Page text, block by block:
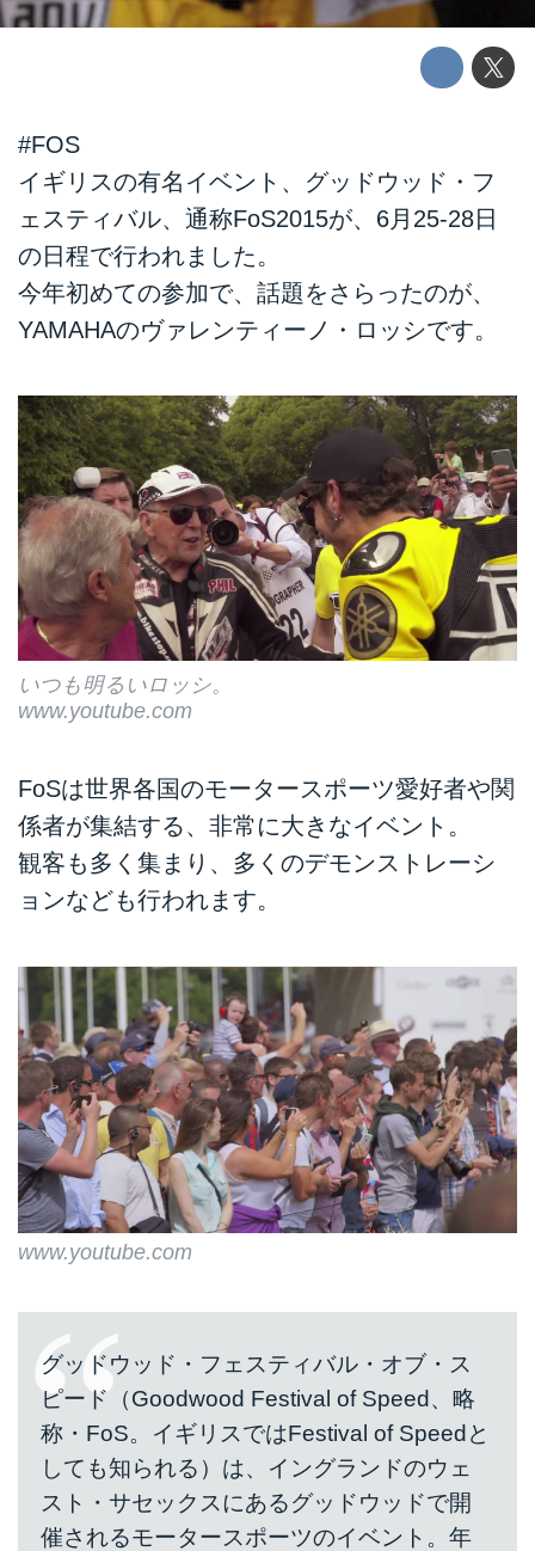
#FOS
イギリスの有名イベント、グッドウッド・フ
ェスティバル、通称FoS2015が、6月25-28日
の日程で行われました。
今年初めての参加で、話題をさらったのが、
YAMAHAのヴァレンティーノ・ロッシです。
いつも明るいロッシ。
www.youtube.com
FoSは世界各国のモータースポーツ愛好者や関
係者が集結する、非常に大きなイベント。
観客も多く集まり、多くのデモンストレーシ
ョンなども行われます。
www.youtube.com
グッドウッド・フェスティバル・オブ・ス
ピード（Goodwood Festival of Speed、略
称・FoS。イギリスではFestival of Speedと
しても知られる）は、イングランドのウェ
スト・サセックスにあるグッドウッドで開
催されるモータースポーツのイベント。年